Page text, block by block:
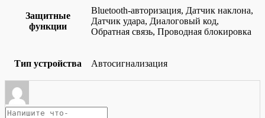
Защитные
функции
Bluetooth-авторизация, Датчик наклона,
Датчик удара, Диалоговый код,
Обратная связь, Проводная блокировка
Тип устройства Автосигнализация